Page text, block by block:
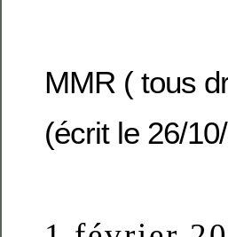
MMR ( tous
(écrit le 26/